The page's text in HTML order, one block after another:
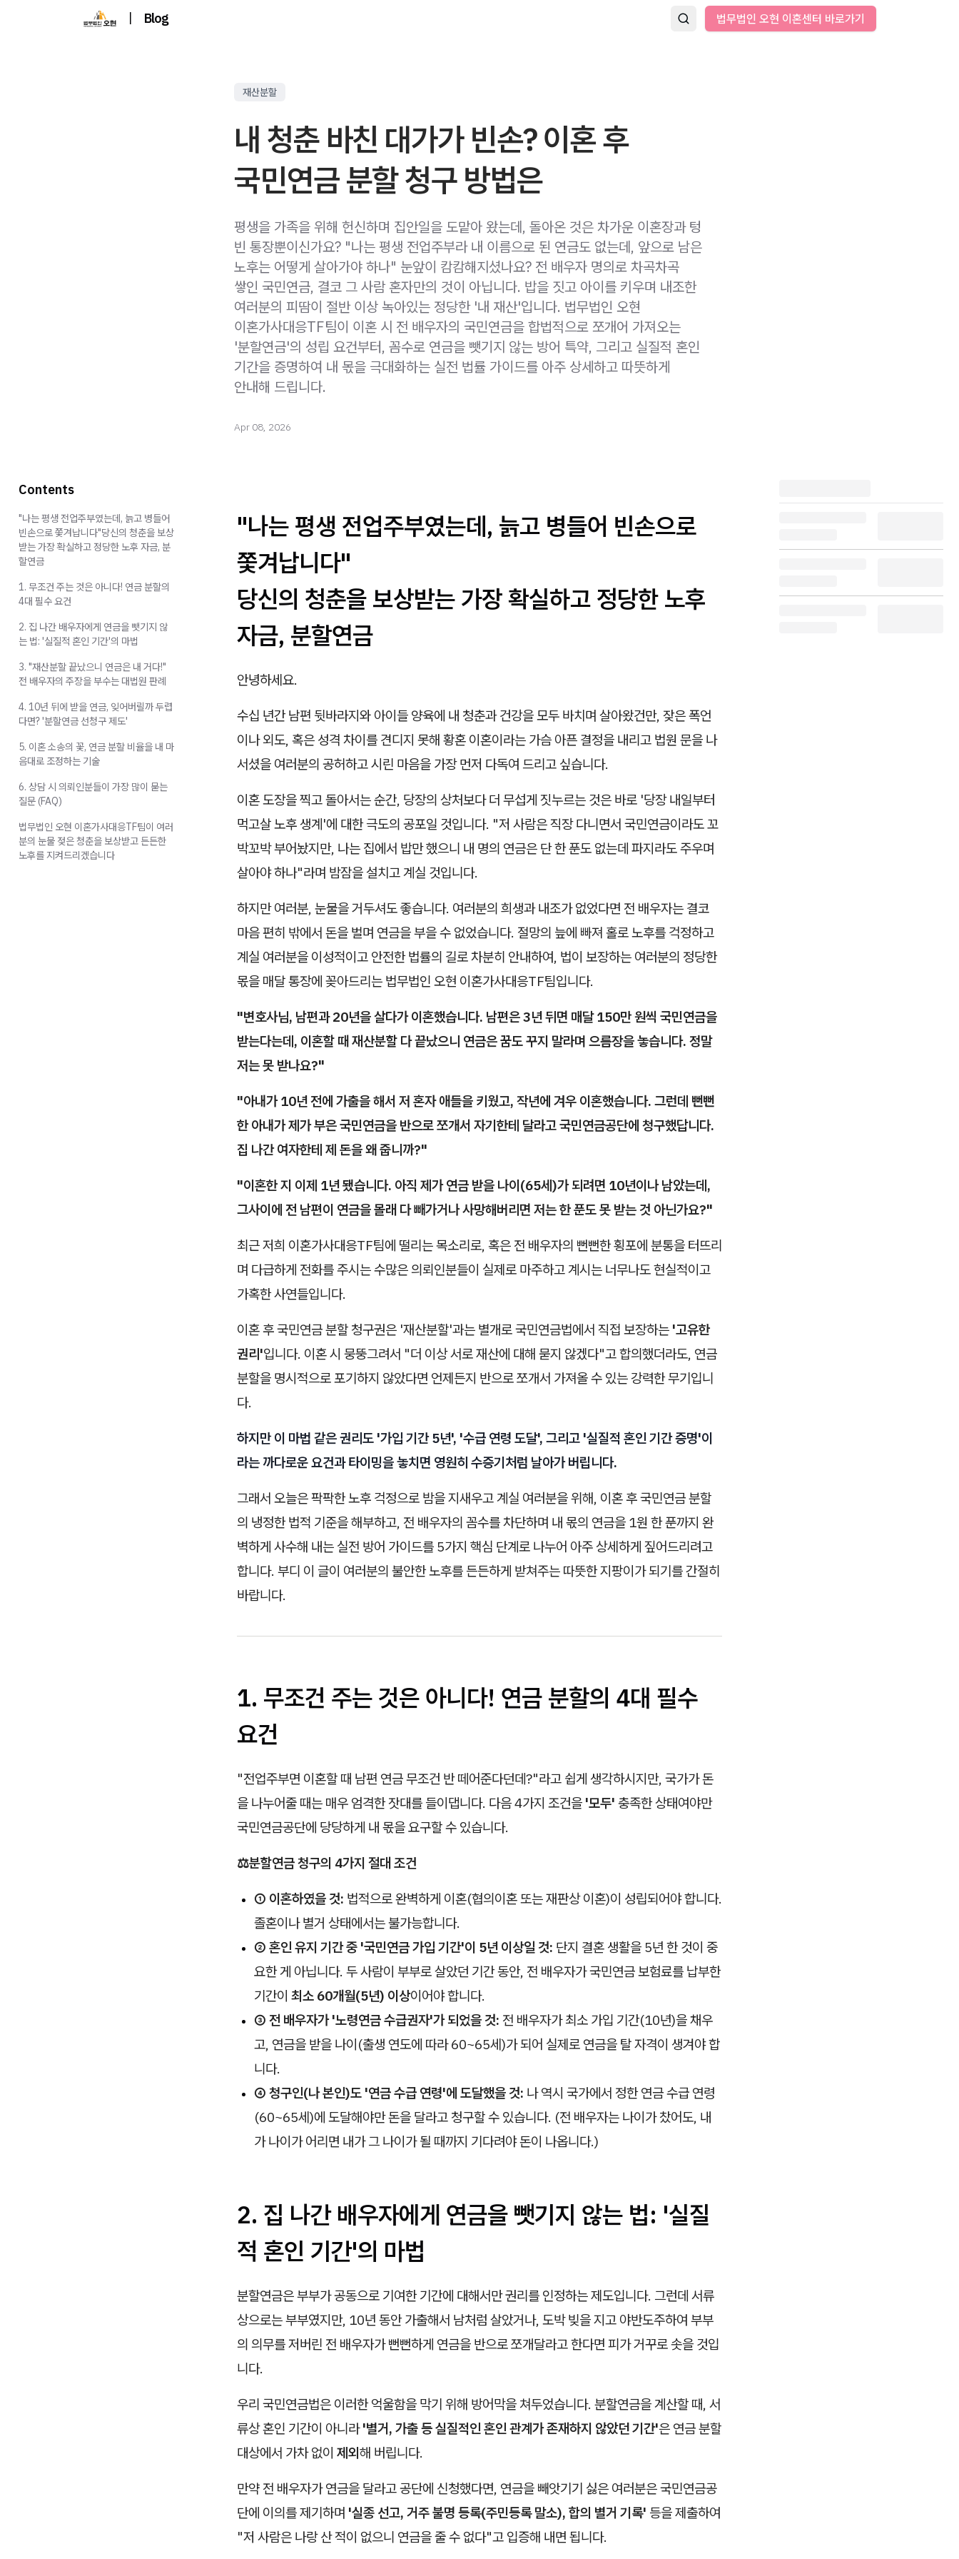
| Blog 법무법인 오현 이혼센터 바로가기
재산분할
내 청춘 바친 대가가 빈손? 이혼 후
국민연금 분할 청구 방법은
평생을 가족을 위해 헌신하며 집안일을 도맡아 왔는데, 돌아온 것은 차가운 이혼장과 텅
빈 통장뿐이신가요? "나는 평생 전업주부라 내 이름으로 된 연금도 없는데, 앞으로 남은
노후는 어떻게 살아가야 하나" 눈앞이 캄캄해지셨나요? 전 배우자 명의로 차곡차곡
쌓인 국민연금, 결코 그 사람 혼자만의 것이 아닙니다. 밥을 짓고 아이를 키우며 내조한
여러분의 피땀이 절반 이상 녹아있는 정당한 '내 재산'입니다. 법무법인 오현
이혼가사대응TF팀이 이혼 시 전 배우자의 국민연금을 합법적으로 쪼개어 가져오는
'분할연금'의 성립 요건부터, 꼼수로 연금을 뺏기지 않는 방어 특약, 그리고 실질적 혼인
기간을 증명하여 내 몫을 극대화하는 실전 법률 가이드를 아주 상세하고 따뜻하게
안내해 드립니다.
Apr 08, 2026
"나는 평생 전업주부였는데, 늙고 병들어 빈손으로
쫓겨납니다"
당신의 청춘을 보상받는 가장 확실하고 정당한 노후
자금, 분할연금
안녕하세요.
수십 년간 남편 뒷바라지와 아이들 양육에 내 청춘과 건강을 모두 바치며 살아왔건만, 잦은 폭언
이나 외도, 혹은 성격 차이를 견디지 못해 황혼 이혼이라는 가슴 아픈 결정을 내리고 법원 문을 나
서셨을 여러분의 공허하고 시린 마음을 가장 먼저 다독여 드리고 싶습니다.
이혼 도장을 찍고 돌아서는 순간, 당장의 상처보다 더 무섭게 짓누르는 것은 바로 '당장 내일부터
먹고살 노후 생계'에 대한 극도의 공포일 것입니다. "저 사람은 직장 다니면서 국민연금이라도 꼬
박꼬박 부어놨지만, 나는 집에서 밥만 했으니 내 명의 연금은 단 한 푼도 없는데 파지라도 주우며
살아야 하나"라며 밤잠을 설치고 계실 것입니다.
하지만 여러분, 눈물을 거두셔도 좋습니다. 여러분의 희생과 내조가 없었다면 전 배우자는 결코
마음 편히 밖에서 돈을 벌며 연금을 부을 수 없었습니다. 절망의 늪에 빠져 홀로 노후를 걱정하고
계실 여러분을 이성적이고 안전한 법률의 길로 차분히 안내하여, 법이 보장하는 여러분의 정당한
몫을 매달 통장에 꽂아드리는 법무법인 오현 이혼가사대응TF팀입니다.
"변호사님, 남편과 20년을 살다가 이혼했습니다. 남편은 3년 뒤면 매달 150만 원씩 국민연금을
받는다는데, 이혼할 때 재산분할 다 끝났으니 연금은 꿈도 꾸지 말라며 으름장을 놓습니다. 정말
저는 못 받나요?"
"아내가 10년 전에 가출을 해서 저 혼자 애들을 키웠고, 작년에 겨우 이혼했습니다. 그런데 뻔뻔
한 아내가 제가 부은 국민연금을 반으로 쪼개서 자기한테 달라고 국민연금공단에 청구했답니다.
집 나간 여자한테 제 돈을 왜 줍니까?"
"이혼한 지 이제 1년 됐습니다. 아직 제가 연금 받을 나이(65세)가 되려면 10년이나 남았는데,
그사이에 전 남편이 연금을 몰래 다 빼가거나 사망해버리면 저는 한 푼도 못 받는 것 아닌가요?"
최근 저희 이혼가사대응TF팀에 떨리는 목소리로, 혹은 전 배우자의 뻔뻔한 횡포에 분통을 터뜨리
며 다급하게 전화를 주시는 수많은 의뢰인분들이 실제로 마주하고 계시는 너무나도 현실적이고
가혹한 사연들입니다.
이혼 후 국민연금 분할 청구권은 '재산분할'과는 별개로 국민연금법에서 직접 보장하는 '고유한
권리'입니다. 이혼 시 뭉뚱그려서 "더 이상 서로 재산에 대해 묻지 않겠다"고 합의했더라도, 연금
분할을 명시적으로 포기하지 않았다면 언제든지 반으로 쪼개서 가져올 수 있는 강력한 무기입니
다.
하지만 이 마법 같은 권리도 '가입 기간 5년', '수급 연령 도달', 그리고 '실질적 혼인 기간 증명'이
라는 까다로운 요건과 타이밍을 놓치면 영원히 수증기처럼 날아가 버립니다.
그래서 오늘은 팍팍한 노후 걱정으로 밤을 지새우고 계실 여러분을 위해, 이혼 후 국민연금 분할
의 냉정한 법적 기준을 해부하고, 전 배우자의 꼼수를 차단하며 내 몫의 연금을 1원 한 푼까지 완
벽하게 사수해 내는 실전 방어 가이드를 5가지 핵심 단계로 나누어 아주 상세하게 짚어드리려고
합니다. 부디 이 글이 여러분의 불안한 노후를 든든하게 받쳐주는 따뜻한 지팡이가 되기를 간절히
바랍니다.
1. 무조건 주는 것은 아니다! 연금 분할의 4대 필수
요건
"전업주부면 이혼할 때 남편 연금 무조건 반 떼어준다던데?"라고 쉽게 생각하시지만, 국가가 돈
을 나누어줄 때는 매우 엄격한 잣대를 들이댑니다. 다음 4가지 조건을 '모두' 충족한 상태여야만
국민연금공단에 당당하게 내 몫을 요구할 수 있습니다.
⚖️분할연금 청구의 4가지 절대 조건
① 이혼하였을 것: 법적으로 완벽하게 이혼(협의이혼 또는 재판상 이혼)이 성립되어야 합니다.
졸혼이나 별거 상태에서는 불가능합니다.
② 혼인 유지 기간 중 '국민연금 가입 기간'이 5년 이상일 것: 단지 결혼 생활을 5년 한 것이 중
요한 게 아닙니다. 두 사람이 부부로 살았던 기간 동안, 전 배우자가 국민연금 보험료를 납부한
기간이 최소 60개월(5년) 이상이어야 합니다.
③ 전 배우자가 '노령연금 수급권자'가 되었을 것: 전 배우자가 최소 가입 기간(10년)을 채우
고, 연금을 받을 나이(출생 연도에 따라 60~65세)가 되어 실제로 연금을 탈 자격이 생겨야 합
니다.
④ 청구인(나 본인)도 '연금 수급 연령'에 도달했을 것: 나 역시 국가에서 정한 연금 수급 연령
(60~65세)에 도달해야만 돈을 달라고 청구할 수 있습니다. (전 배우자는 나이가 찼어도, 내
가 나이가 어리면 내가 그 나이가 될 때까지 기다려야 돈이 나옵니다.)
2. 집 나간 배우자에게 연금을 뺏기지 않는 법: '실질
적 혼인 기간'의 마법
분할연금은 부부가 공동으로 기여한 기간에 대해서만 권리를 인정하는 제도입니다. 그런데 서류
상으로는 부부였지만, 10년 동안 가출해서 남처럼 살았거나, 도박 빚을 지고 야반도주하여 부부
의 의무를 저버린 전 배우자가 뻔뻔하게 연금을 반으로 쪼개달라고 한다면 피가 거꾸로 솟을 것입
니다.
우리 국민연금법은 이러한 억울함을 막기 위해 방어막을 쳐두었습니다. 분할연금을 계산할 때, 서
류상 혼인 기간이 아니라'별거, 가출 등 실질적인 혼인 관계가 존재하지 않았던 기간'은 연금 분할
대상에서 가차 없이 제외해 버립니다.
만약 전 배우자가 연금을 달라고 공단에 신청했다면, 연금을 빼앗기기 싫은 여러분은 국민연금공
단에 이의를 제기하며 '실종 선고, 거주 불명 등록(주민등록 말소), 합의 별거 기록' 등을 제출하여
"저 사람은 나랑 산 적이 없으니 연금을 줄 수 없다"고 입증해 내면 됩니다.
Contents
"나는 평생 전업주부였는데, 늙고 병들어
빈손으로 쫓겨납니다"당신의 청춘을 보상
받는 가장 확실하고 정당한 노후 자금, 분
할연금
1. 무조건 주는 것은 아니다! 연금 분할의
4대 필수 요건
2. 집 나간 배우자에게 연금을 뺏기지 않
는 법: '실질적 혼인 기간'의 마법
3. "재산분할 끝났으니 연금은 내 거다!"
전 배우자의 주장을 부수는 대법원 판례
4. 10년 뒤에 받을 연금, 잊어버릴까 두렵
다면? '분할연금 선청구 제도'
5. 이혼 소송의 꽃, 연금 분할 비율을 내 마
음대로 조정하는 기술
6. 상담 시 의뢰인분들이 가장 많이 묻는
질문 (FAQ)
법무법인 오현 이혼가사대응TF팀이 여러
분의 눈물 젖은 청춘을 보상받고 든든한
노후를 지켜드리겠습니다